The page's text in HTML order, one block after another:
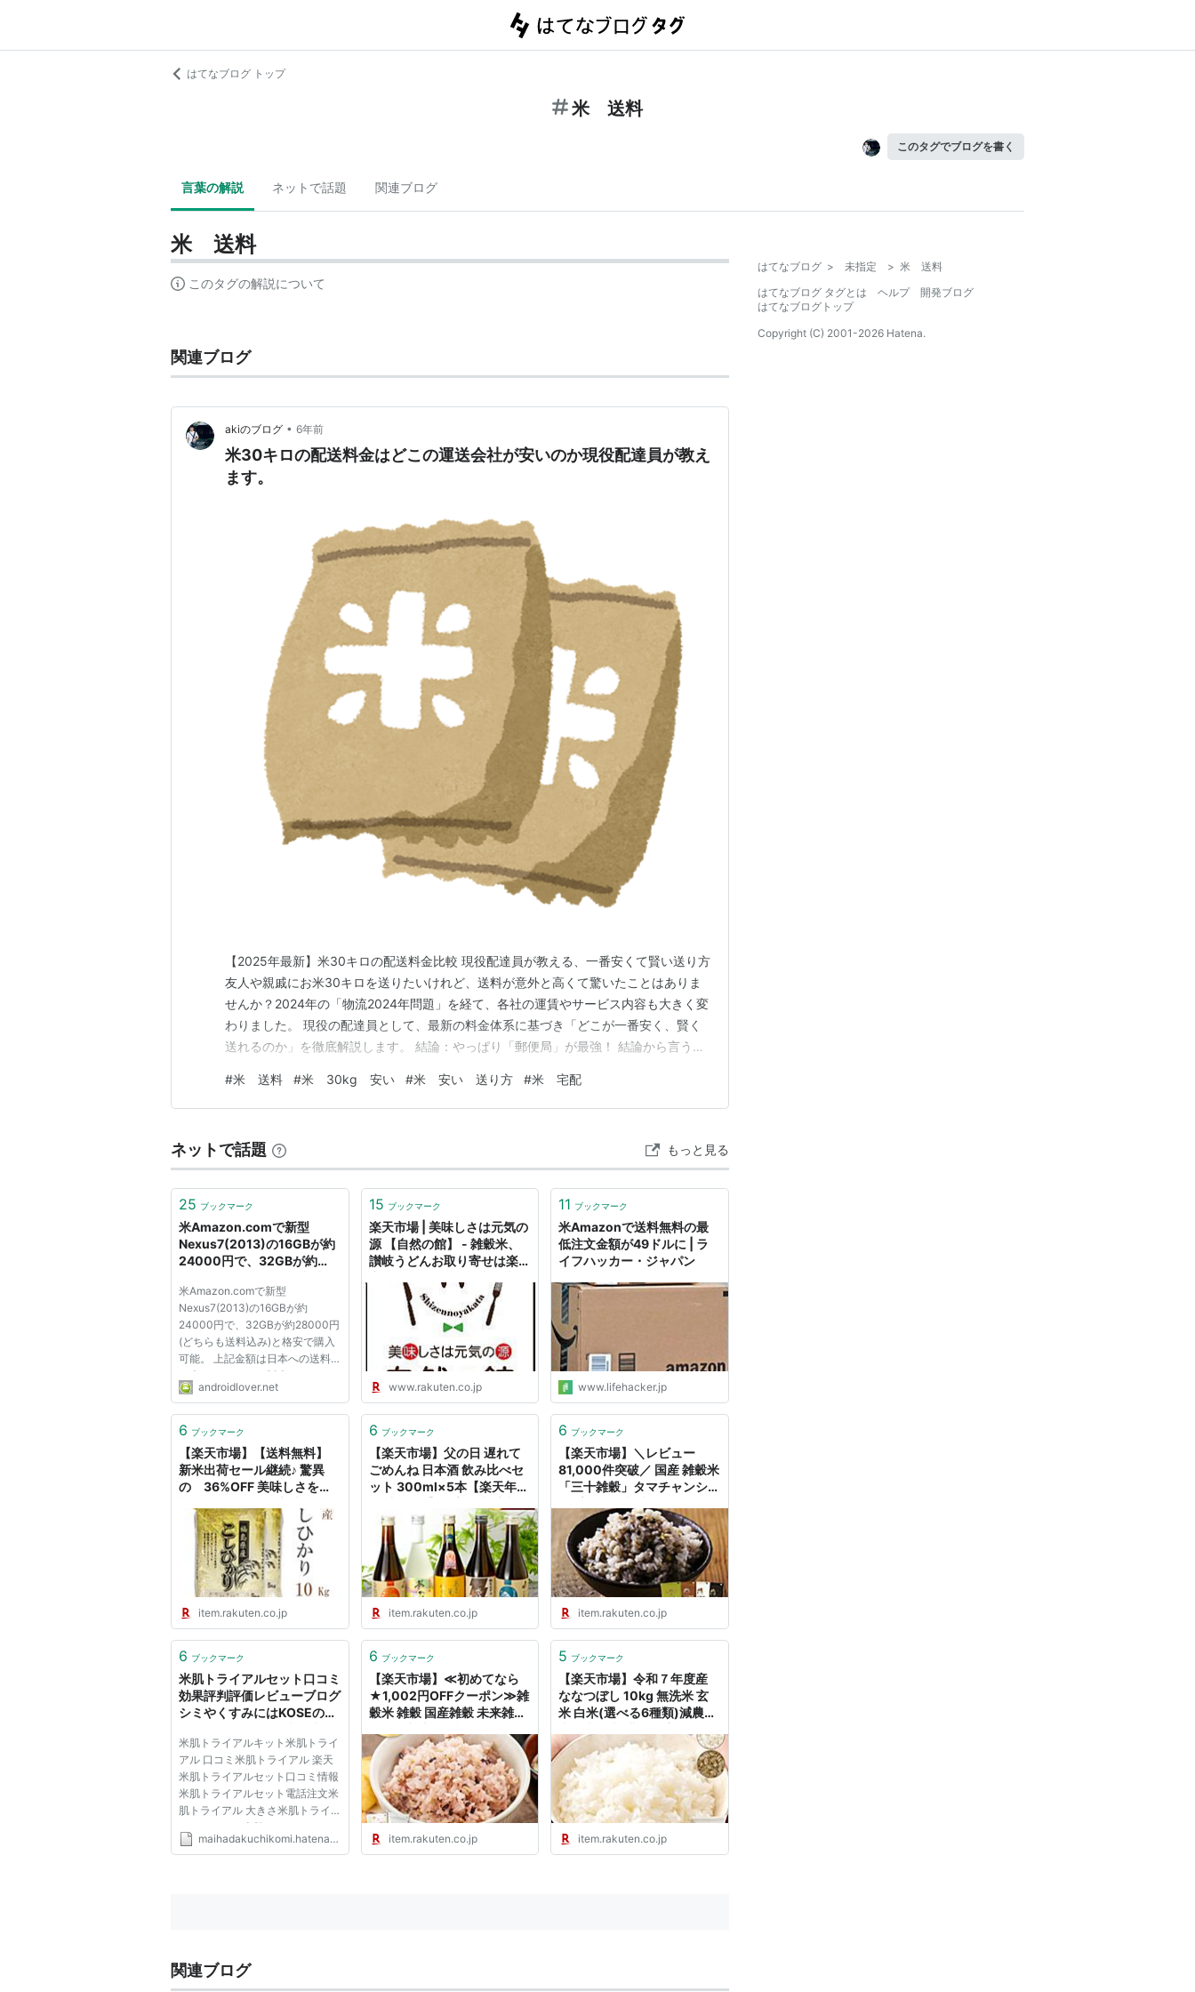
はてなブログ トップ
米 送料
このタグでブログを書く
言葉の解説 ネットで話題 関連ブログ
米 送料
このタグの解説について
関連ブログ
akiのブログ • 6年前
米30キロの配送料金はどこの運送会社が安いのか現役配達員が教え
ます。
【2025年最新】米30キロの配送料金比較 現役配達員が教える、一番安くて賢い送り方
友人や親戚にお米30キロを送りたいけれど、送料が意外と高くて驚いたことはありま
せんか？2024年の「物流2024年問題」を経て、各社の運賃やサービス内容も大きく変
わりました。 現役の配達員として、最新の料金体系に基づき「どこが一番安く、賢く
送れるのか」を徹底解説します。 結論：やっぱり「郵便局」が最強！ 結論から言う
ク」が圧倒的に安いです。 運送会社 サービス名 料金目安(割引前) 備考 日本郵便 重量
ゆうパック 約2,470円 3…
#米 送料 #米 30kg 安い #米 安い 送り方 #米 宅配
ネットで話題 もっと見る
25 ブックマーク
米Amazon.comで新型
Nexus7(2013)の16GBが約
24000円で、32GBが約
み)と格安で購入可能。 - ア
ンドロイドラバー
米Amazon.comで新型
Nexus7(2013)の16GBが約
24000円で、32GBが約28000円
(どちらも送料込み)と格安で購入
可能。 上記金額は日本への送料
も含んでいます。 販売ページは
こちら。 Google Nexus 7 Tablet
(2013) 日本のGoogle Playストア
格と米Amazon.comの価格比...
androidlover.net
15 ブックマーク
楽天市場 | 美味しさは元気の
源 【自然の館】 - 雑穀米、
讃岐うどんお取り寄せは楽天
訳あり満載!
www.rakuten.co.jp
11 ブックマーク
米Amazonで送料無料の最
低注文金額が49ドルに | ラ
イフハッカー・ジャパン
www.lifehacker.jp
6 ブックマーク
【楽天市場】【送料無料】
新米出荷セール継続♪ 驚異
の 36%OFF 美味しさを堪
産・1等米 100％福島県中
通り こしひかり
10kg（選べる包装方法）
2009年上半期
item.rakuten.co.jp
6 ブックマーク
【楽天市場】父の日 遅れて
ごめんね 日本酒 飲み比べセ
ット 300ml×5本【楽天年間
入り ミニボトル 純米吟醸 夢
灯り版 お酒 父の日 プレゼン
ト 2026 御中元 お中元 誕生
日プレゼント 送料無料 あさ
開：酒蔵あさびらき十一代
目 源三屋
item.rakuten.co.jp
6 ブックマーク
【楽天市場】＼レビュー
81,000件突破／ 国産 雑穀米
「三十雑穀」タマチャンショ
ッキリ 送料無料 1日30品目
の栄養を実現 もち麦 国産 大
麦 丁寧な暮らし タマチャン
ショップ 酵素玄米 食物繊維
タンパク質：タマチャンショ
ップ
item.rakuten.co.jp
6 ブックマーク
米肌トライアルセット口コミ
効果評判評価レビューブログ
シミやくすみにはKOSEの米
1500円お試しセット
米肌トライアルキット米肌トライ
アル 口コミ米肌トライアル 楽天
米肌トライアルセット口コミ情報
米肌トライアルセット電話注文米
肌トライアル 大きさ米肌トライ
アルメルカリ米肌トライアルメー
ル便米肌トライアルセット 男性
maihadakuchikomi.hatenadiary.jp
6 ブックマーク
【楽天市場】≪初めてなら
★1,002円OFFクーポン≫雑
穀米 雑穀 国産雑穀 未来雑穀
加 選べる 無添加雑穀 雑穀 国
産 400g お試し 未来雑穀
21+マンナン 訳あり 送料無
料：美味しさは元気の源
【自然の館】
item.rakuten.co.jp
5 ブックマーク
【楽天市場】令和７年度産
ななつぼし 10kg 無洗米 玄
米 白米(選べる6種類)減農薬
トライス お米 米 放射能検査
済 残留農薬検査済 特A こめ
令和６年：安心の自然食品店
WHITEFOOD
item.rakuten.co.jp
関連ブログ
はてなブログ > 未指定 > 米 送料
はてなブログ タグとは
ヘルプ
開発ブログ
はてなブログトップ
Copyright (C) 2001-2026 Hatena.